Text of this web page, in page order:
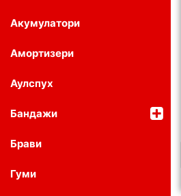
Акумулатори
Амортизери
Аулспух
Бандажи
Брави
Гуми